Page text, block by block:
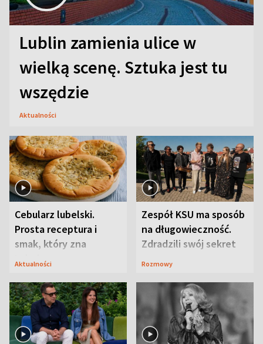
Lublin zamienia ulice w
wielką scenę. Sztuka jest tu
wszędzie
Aktualności
Cebularz lubelski.
Prosta receptura i
smak, który zna
Lubelszczyzna
Aktualności
Zespół KSU ma sposób
na długowieczność.
Zdradzili swój sekret
Rozmowy